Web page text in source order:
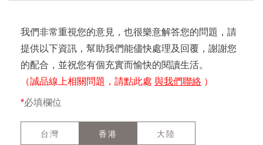
我們非常重視您的意見，也很樂意解答您的問題，請
提供以下資訊，幫助我們能儘快處理及回覆，謝謝您
的配合，並祝您有個充實而愉快的閱讀生活。
（誠品線上相關問題，請點此處 與我們聯絡 ）
*必填欄位
台灣 香港 大陸